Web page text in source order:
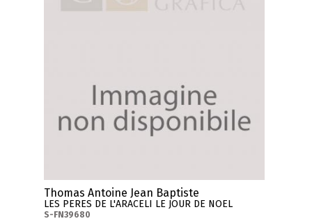
Thomas Antoine Jean Baptiste
LES PERES DE L'ARACELI LE JOUR DE NOEL
S-FN39680